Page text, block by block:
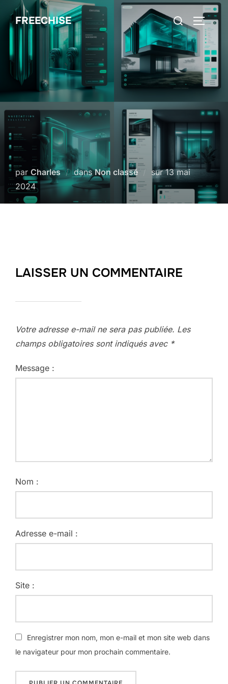
Aller
au
contenu
FREECHISE Rechercher :
par Charles dansNon classé surPublié
le
13 mai
2024
LAISSER UN COMMENTAIRE
Votre adresse e-mail ne sera pas publiée. Les
champs obligatoires sont indiqués avec *
Message :
Nom :
Adresse e-mail :
Site :
Enregistrer mon nom, mon e-mail et mon site web dans
le navigateur pour mon prochain commentaire.